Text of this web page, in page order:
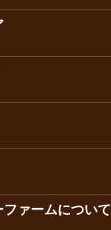
ァームについて